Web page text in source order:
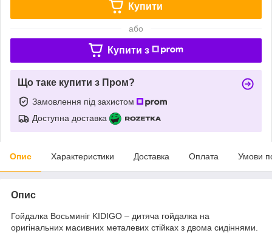
Купити
або
Купити з
Що таке купити з Пром?
Замовлення під захистом
Доступна доставка
Опис Характеристики Доставка Оплата Умови
Опис
Гойдалка Восьминіг KIDIGO – дитяча гойдалка на
оригінальних масивних металевих стійках з двома сидіннями.